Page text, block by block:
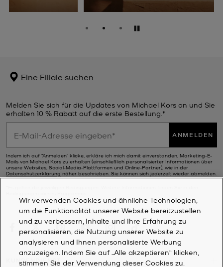
Anhalten
Eine Filiale suchen
Melden Sie sich für die Updates von Michael Kors an und Sie
erhalten 10 % Rabatt auf die erste Bestellung.*
ANMELDEN
Indem ich auf "Anmelden" klicke, erkläre ich mich damit einverstanden, Marketing-E-
Mails von Michael Kors zu erhalten (einschließlich personalisierter Informationen über
unsere Websites, Social-Media-Plattformen und Online-Partner), wie in der
Datenschutzerklärung näher beschrieben. Sie können sich jederzeit wieder abmelden.
KUNDENDIENST
Wir verwenden Cookies und ähnliche Technologien,
um die Funktionalität unserer Website bereitzustellen
und zu verbessern, Inhalte und Ihre Erfahrung zu
personalisieren, die Nutzung unserer Website zu
analysieren und Ihnen personalisierte Werbung
anzuzeigen. Indem Sie auf „Alle akzeptieren“ klicken,
stimmen Sie der Verwendung dieser Cookies zu.